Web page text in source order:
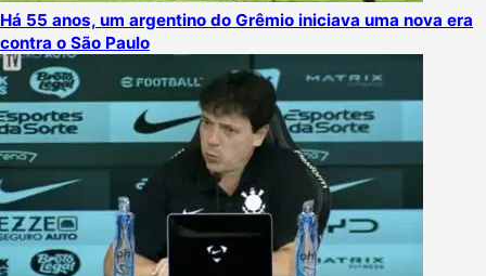
Há 55 anos, um argentino do Grêmio iniciava uma nova era
contra o São Paulo